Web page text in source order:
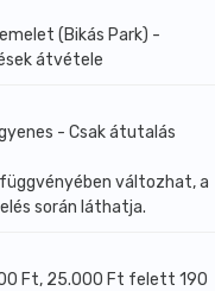
étrend részeként.
az
valamint a
védelméhez. A C-
és kifáradás
a normál
A citrus
növényi
ki a formulát.
(Bikás Park) -
átvétele
- Csak átutalás
változhat, a
során láthatja.
Ft, 25.000 Ft felett 190